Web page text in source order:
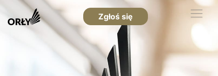
Zgłoś się